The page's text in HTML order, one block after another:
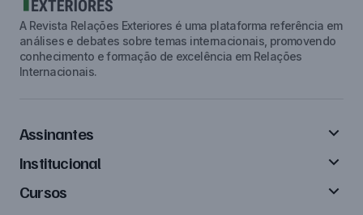
A Revista Relações Exteriores é uma plataforma referência em
análises e debates sobre temas internacionais, promovendo
conhecimento e formação de excelência em Relações
Internacionais.
Assinantes
Institucional
Cursos